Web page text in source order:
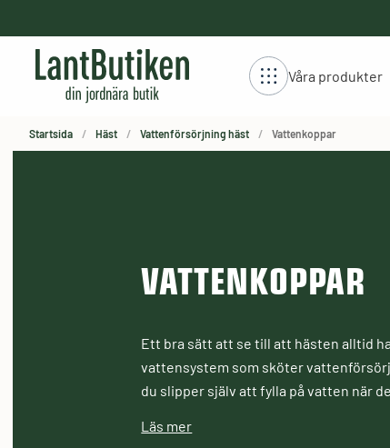
Våra produkter
Startsida Häst Vattenförsörjning häst Vattenkoppar
VATTENKOPPAR
Ett bra sätt att se till att hästen alltid
vattensystem som sköter
du slipper själv att fylla på vatten när
Läs mer